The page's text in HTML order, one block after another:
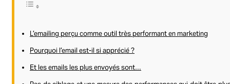
L’emailing perçu comme outil très performant en marketing
Pourquoi l’email est-il si apprécié ?
Et les emails les plus envoyés sont…